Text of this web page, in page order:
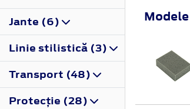
Jante (6)
Linie stilistică (3)
Transport (48)
Protecţie (28)
Modele